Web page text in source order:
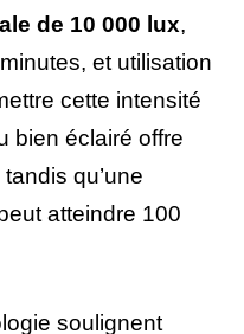
de 10 000 lux,
et utilisation
cette intensité
bien éclairé offre
qu’une
atteindre 100
soulignent